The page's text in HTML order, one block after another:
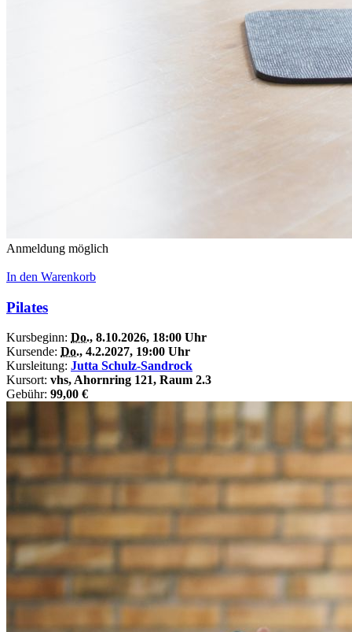
Anmeldung möglich
In den Warenkorb
Pilates
Kursbeginn: Do., 8.10.2026, 18:00 Uhr
Kursende: Do., 4.2.2027, 19:00 Uhr
Kursleitung: Jutta Schulz-Sandrock
Kursort: vhs, Ahornring 121, Raum 2.3
Gebühr: 99,00 €